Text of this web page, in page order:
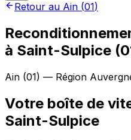
Retour au Ain (01)
à Saint-Sulpice (
Ain (01) — Région
Votre boîte de
Saint-Sulpice